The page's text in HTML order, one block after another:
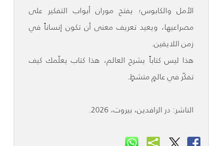
الأمل والكابوس؛ يفتح موران أبواب التفكير على
مصراعيها، ويعيد تعريف معنى أن تكون إنساناً في
زمن اللايقين.
هذا ليس كتاباً يشرح العالم، هذا كتاب يعلّمك كيف
تفكّر في عالمٍ متشظٍ.
الناشر: در الرافدين، بيروت، 2026.